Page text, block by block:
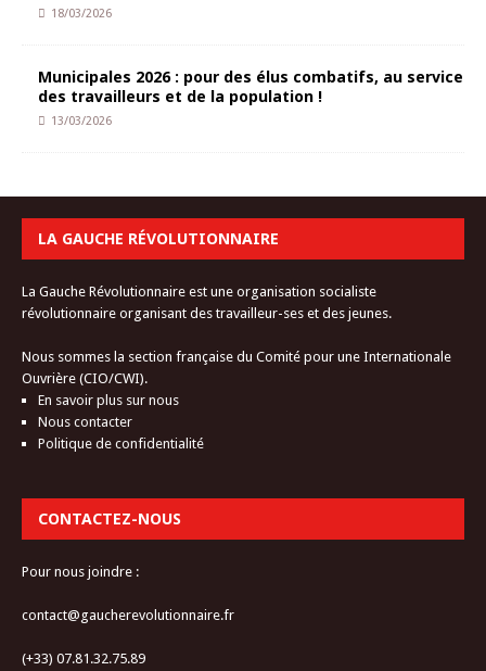
18/03/2026
Municipales 2026 : pour des élus combatifs, au service
des travailleurs et de la population !
13/03/2026
LA GAUCHE RÉVOLUTIONNAIRE
La Gauche Révolutionnaire est une organisation socialiste
révolutionnaire organisant des travailleur-ses et des jeunes.
Nous sommes la section française du Comité pour une Internationale
Ouvrière (CIO/CWI).
En savoir plus sur nous
Nous contacter
Politique de confidentialité
CONTACTEZ-NOUS
Pour nous joindre :
contact@gaucherevolutionnaire.fr
(+33) 07.81.32.75.89